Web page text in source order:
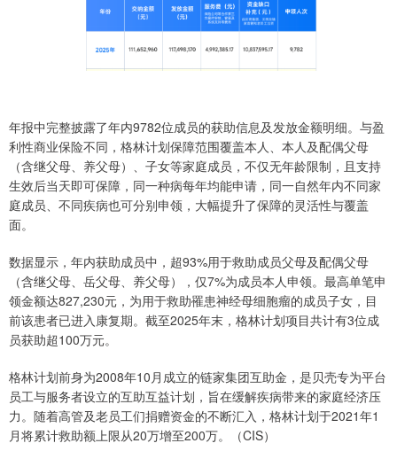
年报中完整披露了年内9782位成员的获助信息及发放金额明细。与盈
利性商业保险不同，格林计划保障范围覆盖本人、本人及配偶父母
（含继父母、养父母）、子女等家庭成员，不仅无年龄限制，且支持
生效后当天即可保障，同一种病每年均能申请，同一自然年内不同家
庭成员、不同疾病也可分别申领，大幅提升了保障的灵活性与覆盖
面。
数据显示，年内获助成员中，超93%用于救助成员父母及配偶父母
（含继父母、岳父母、养父母），仅7%为成员本人申领。最高单笔申
领金额达827,230元，为用于救助罹患神经母细胞瘤的成员子女，目
前该患者已进入康复期。截至2025年末，格林计划项目共计有3位成
员获助超100万元。
格林计划前身为2008年10月成立的链家集团互助金，是贝壳专为平台
员工与服务者设立的互助互益计划，旨在缓解疾病带来的家庭经济压
力。随着高管及老员工们捐赠资金的不断汇入，格林计划于2021年1
月将累计救助额上限从20万增至200万。（CIS）